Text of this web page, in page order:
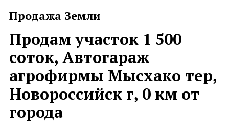
Продажа Земли
Продам участок 1 500
соток, Автогараж
агрофирмы Мысхако тер,
Новороссийск г, 0 км от
города